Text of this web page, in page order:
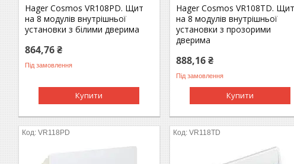
Hager Cosmos VR108PD. Щит
на 8 модулів внутрішньої
установки з білими дверима
864,76 ₴
Під замовлення
Купити
Hager Cosmos VR108TD. Щит
на 8 модулів внутрішньої
установки з прозорими
дверима
888,16 ₴
Під замовлення
Купити
VR118PD VR118TD